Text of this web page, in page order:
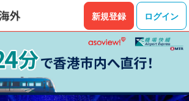
新規登録 ログイン